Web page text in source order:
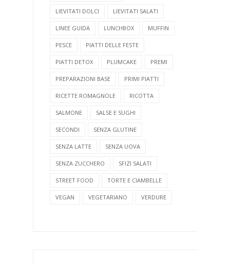
LIEVITATI DOLCI LIEVITATI SALATI
LINEE GUIDA LUNCHBOX MUFFIN
PESCE PIATTI DELLE FESTE
PIATTI DETOX PLUMCAKE PREMI
PREPARAZIONI BASE PRIMI PIATTI
RICETTE ROMAGNOLE RICOTTA
SALMONE SALSE E SUGHI
SECONDI SENZA GLUTINE
SENZA LATTE SENZA UOVA
SENZA ZUCCHERO SFIZI SALATI
STREET FOOD TORTE E CIAMBELLE
VEGAN VEGETARIANO VERDURE